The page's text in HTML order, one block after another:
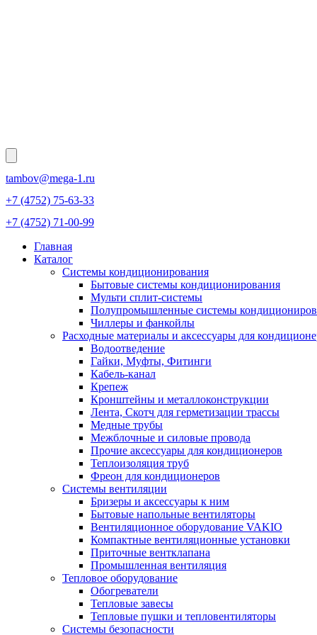
tambov@mega-1.ru
+7 (4752) 75-63-33
+7 (4752) 71-00-99
Главная
Каталог
Системы кондиционирования
Бытовые системы кондиционирования
Мульти сплит-системы
Полупромышленные системы
Чиллеры и фанкойлы
Расходные материалы и аксессуары для
Водоотведение
Гайки, Муфты, Фитинги
Кабель-канал
Крепеж
Кронштейны и металлоконструкции
Лента, Скотч для герметизации трассы
Медные трубы
Межблочные и силовые провода
Прочие аксессуары для кондиционеров
Теплоизоляция труб
Фреон для кондиционеров
Системы вентиляции
Бризеры и аксессуары к ним
Бытовые напольные вентиляторы
Вентиляционное оборудование VAKIO
Компактные вентиляционные установки
Приточные вентклапана
Промышленная вентиляция
Тепловое оборудование
Обогреватели
Тепловые завесы
Тепловые пушки и тепловентиляторы
Системы безопасности